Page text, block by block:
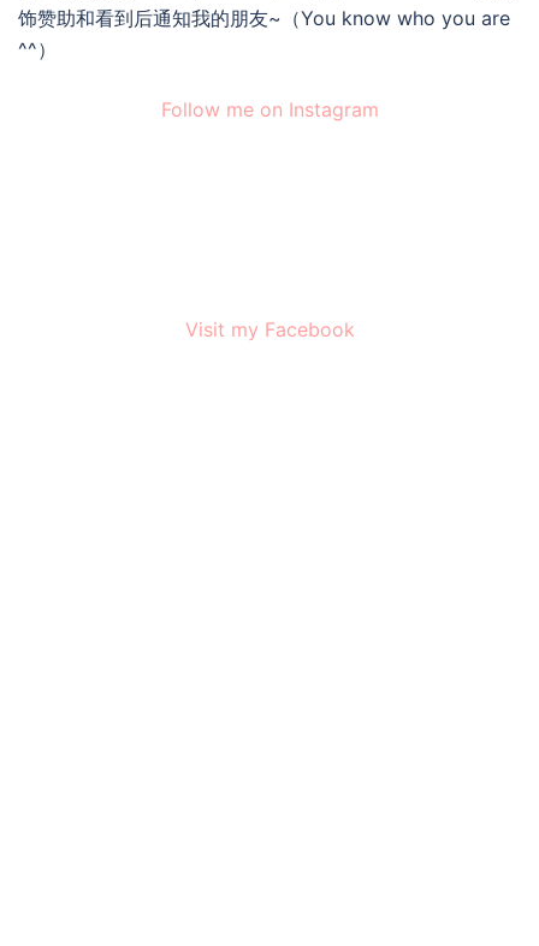
饰赞助和看到后通知我的朋友~（You know who you are
^^）
Follow me on Instagram
Visit my Facebook